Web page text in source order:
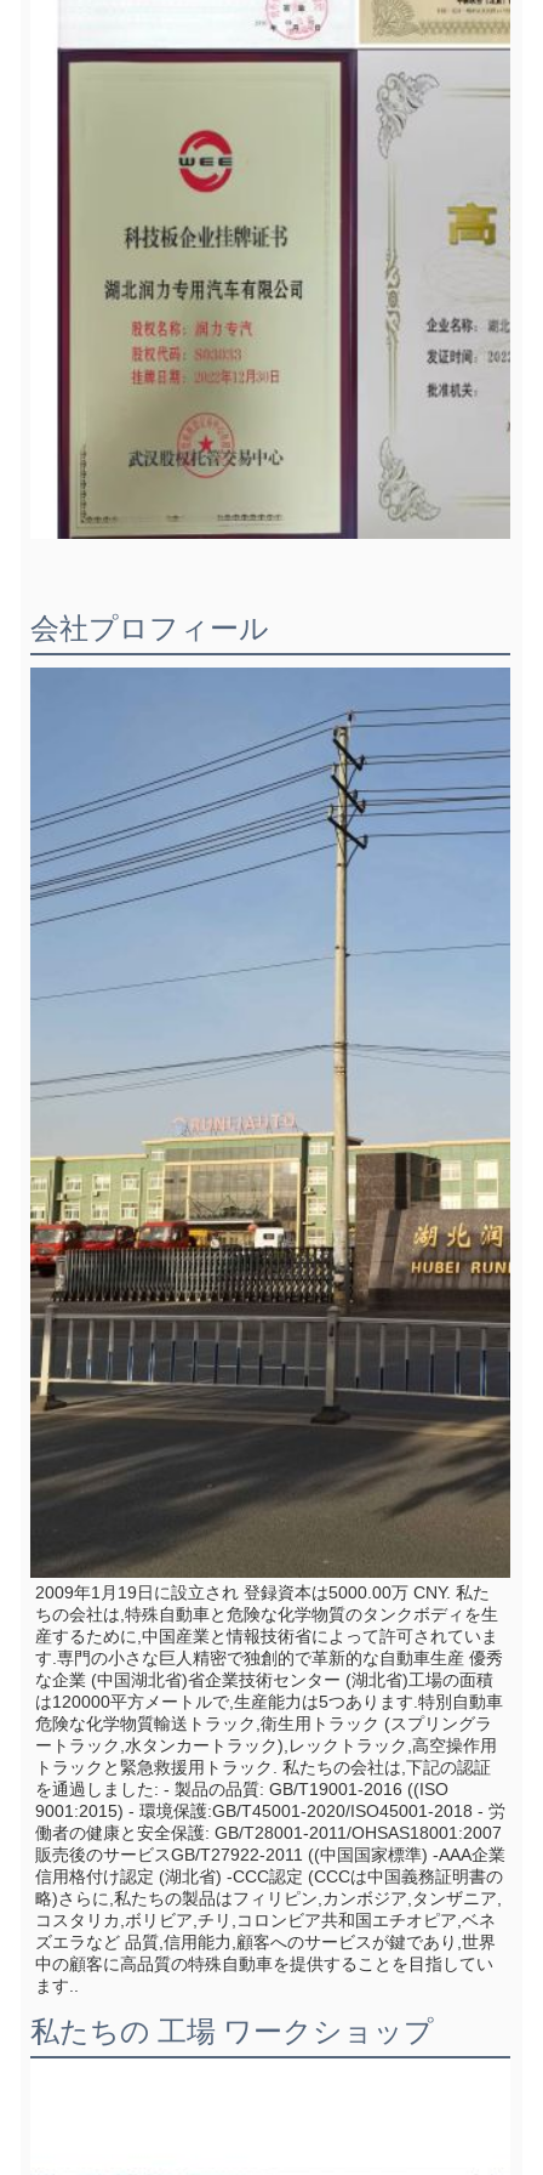
会社プロフィール
2009年1月19日に設立され 登録資本は5000.00万 CNY. 私た
ちの会社は,特殊自動車と危険な化学物質のタンクボディを生
産するために,中国産業と情報技術省によって許可されていま
す.専門の小さな巨人精密で独創的で革新的な自動車生産 優秀
な企業 (中国湖北省)省企業技術センター (湖北省)工場の面積
は120000平方メートルで,生産能力は5つあります.特別自動車
危険な化学物質輸送トラック,衛生用トラック (スプリングラ
ートラック,水タンカートラック),レックトラック,高空操作用
トラックと緊急救援用トラック. 私たちの会社は,下記の認証
を通過しました: - 製品の品質: GB/T19001-2016 ((ISO
9001:2015) - 環境保護:GB/T45001-2020/ISO45001-2018 - 労
働者の健康と安全保護: GB/T28001-2011/OHSAS18001:2007
販売後のサービスGB/T27922-2011 ((中国国家標準) -AAA企業
信用格付け認定 (湖北省) -CCC認定 (CCCは中国義務証明書の
略)さらに,私たちの製品はフィリピン,カンボジア,タンザニア,
コスタリカ,ボリビア,チリ,コロンビア共和国エチオピア,ベネ
ズエラなど 品質,信用能力,顧客へのサービスが鍵であり,世界
中の顧客に高品質の特殊自動車を提供することを目指してい
ます..
私たちの 工場 ワークショップ